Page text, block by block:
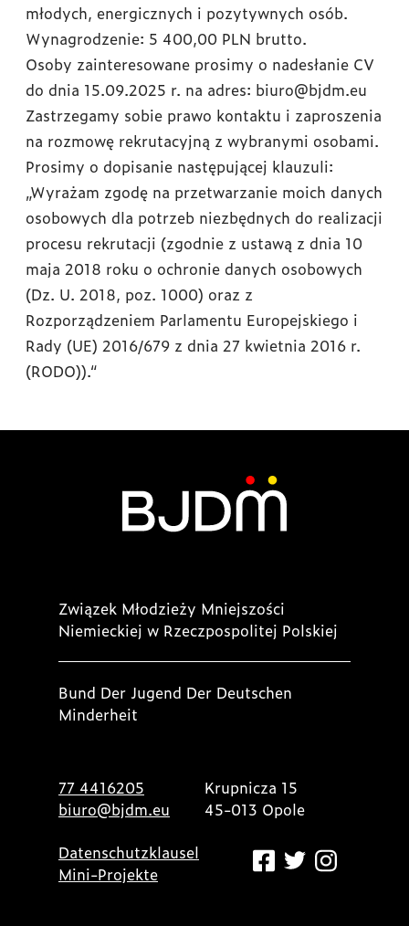
młodych, energicznych i pozytywnych osób.
Wynagrodzenie: 5 400,00 PLN brutto.
Osoby zainteresowane prosimy o nadesłanie CV
do dnia 15.09.2025 r. na adres: biuro@bjdm.eu
Zastrzegamy sobie prawo kontaktu i zaproszenia
na rozmowę rekrutacyjną z wybranymi osobami.
Prosimy o dopisanie następującej klauzuli:
„Wyrażam zgodę na przetwarzanie moich danych
osobowych dla potrzeb niezbędnych do realizacji
procesu rekrutacji (zgodnie z ustawą z dnia 10
maja 2018 roku o ochronie danych osobowych
(Dz. U. 2018, poz. 1000) oraz z
Rozporządzeniem Parlamentu Europejskiego i
Rady (UE) 2016/679 z dnia 27 kwietnia 2016 r.
(RODO)).“
Związek Młodzieży Mniejszości
Niemieckiej w Rzeczpospolitej Polskiej
Bund Der Jugend Der Deutschen
Minderheit
77 4416205
biuro@bjdm.eu
Krupnicza 15
45-013 Opole
Datenschutzklausel
Mini-Projekte